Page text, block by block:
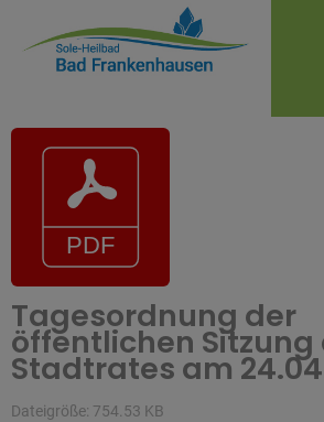
Tagesordnung der
öffentlichen Sitzung
Stadtrates am
Dateigröße: 754.53 KB
for: